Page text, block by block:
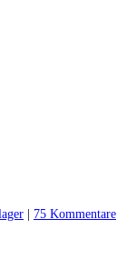
| 75 Kommentare